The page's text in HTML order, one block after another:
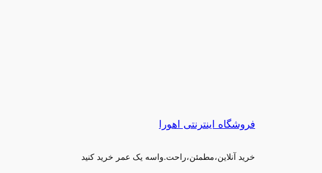
فروشگاه اینترنتی اهورا
خرید آنلاین،مطمئن،راحت.واسه یک عمر خرید کنید